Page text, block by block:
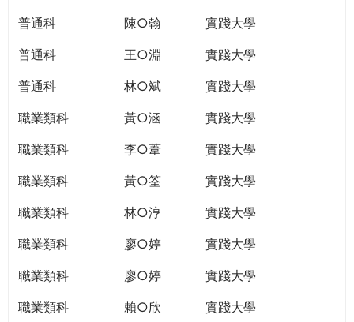
普通科
陳○翰
實踐大學
普通科
王○淵
實踐大學
普通科
林○斌
實踐大學
職業類科
黃○涵
實踐大學
職業類科
李○葦
實踐大學
職業類科
黃○筌
實踐大學
職業類科
林○淳
實踐大學
職業類科
廖○婷
實踐大學
職業類科
廖○婷
實踐大學
職業類科
賴○欣
實踐大學